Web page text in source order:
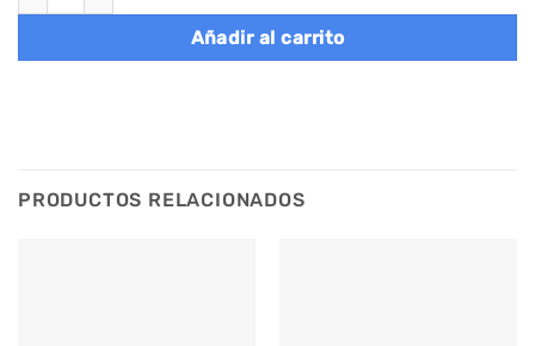
Añadir al carrito
PRODUCTOS RELACIONADOS